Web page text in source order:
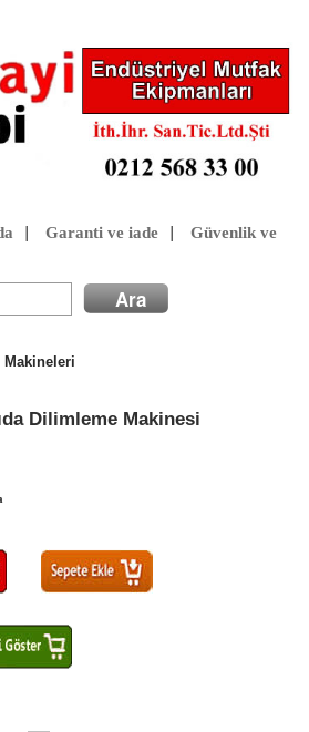
Garanti ve iade
Güvenlik ve
Makineleri
Dilimleme Makinesi